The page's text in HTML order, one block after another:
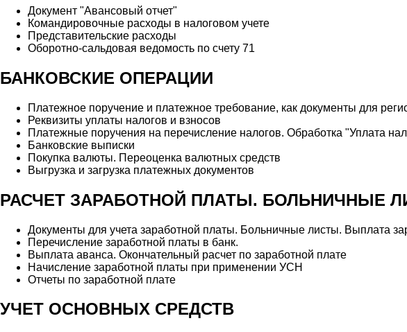
Документ "Авансовый отчет"
Командировочные расходы в налоговом учете
Представительские расходы
Оборотно-сальдовая ведомость по счету 71
БАНКОВСКИЕ ОПЕРАЦИИ
Платежное поручение и платежное требование, как документы для
Реквизиты уплаты налогов и взносов
Платежные поручения на перечисление налогов. Обработка "Уплата
Банковские выписки
Покупка валюты. Переоценка валютных средств
Выгрузка и загрузка платежных документов
РАСЧЕТ ЗАРАБОТНОЙ ПЛАТЫ. БОЛЬНИЧНЫЕ
Документы для учета заработной платы. Больничные листы. Выплата
Перечисление заработной платы в банк.
Выплата аванса. Окончательный расчет по заработной плате
Начисление заработной платы при применении УСН
Отчеты по заработной плате
УЧЕТ ОСНОВНЫХ СРЕДСТВ